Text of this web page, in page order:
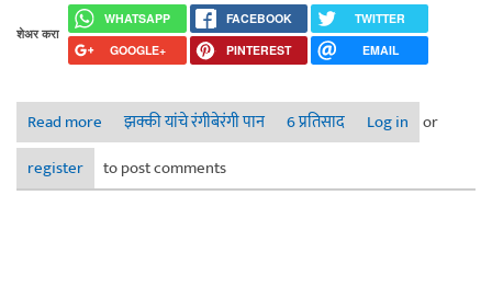
शेअर करा
WHATSAPP FACEBOOK
TWITTER
GOOGLE+
PINTEREST EMAIL
Read more about शुभेच्छा
झक्की यांचे रंगीबेरंगी पान 6 प्रतिसाद Log in or
register
to post comments